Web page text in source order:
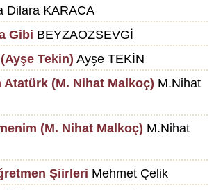
Dilara KARACA
Gibi BEYZAOZSEVGİ
Tekin) Ayşe TEKİN
Atatürk (M. Nihat Malkoç) M.Nihat
(M. Nihat Malkoç) M.Nihat
Şiirleri Mehmet Çelik